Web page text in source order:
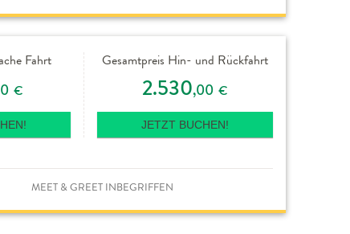
Fahrt
€
Gesamtpreis Hin- und Rückfahrt
2.530,00 €
JETZT BUCHEN!
MEET & GREET INBEGRIFFEN